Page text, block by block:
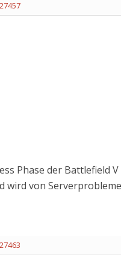
Phase der Battlefield
wird von